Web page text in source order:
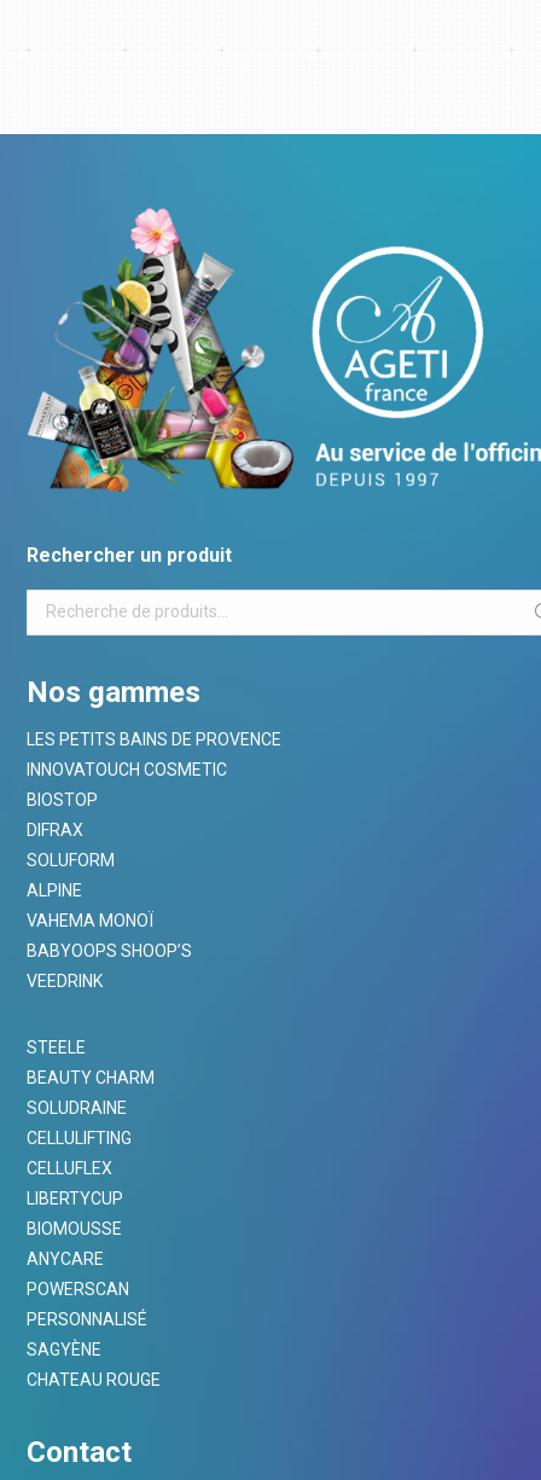
Rechercher un produit
Nos gammes
LES PETITS BAINS DE PROVENCE
INNOVATOUCH COSMETIC
BIOSTOP
DIFRAX
SOLUFORM
ALPINE
VAHEMA MONOÏ
BABYOOPS SHOOP’S
VEEDRINK
STEELE
BEAUTY CHARM
SOLUDRAINE
CELLULIFTING
CELLUFLEX
LIBERTYCUP
BIOMOUSSE
ANYCARE
POWERSCAN
PERSONNALISÉ
SAGYÈNE
CHATEAU ROUGE
Contact